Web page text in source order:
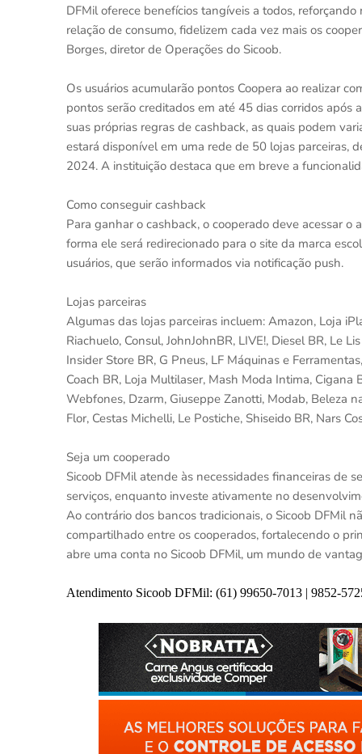
DFMil oferece benefícios tangíveis a todos,
relação de consumo, fidelizem cada vez mais os
Borges, diretor de Operações do Sicoob.
Os usuários acumularão pontos Coopera ao realizar
pontos serão creditados em até 45 dias corridos após
suas próprias regras de cashback, as quais podem
estará disponível em uma rede de 50 lojas parceiras,
2024. A instituição destaca que em breve a
Como conseguir cashback
Para ganhar o cashback, o cooperado deve acessar
forma ele será redirecionado para o site da marca
usuários, que serão informados via notificação push.
Lojas parceiras
Algumas das lojas parceiras incluem: Amazon, Loja
Riachuelo, Consul, JohnJohnBR, LIVE!, Diesel BR, Le
Insider Store BR, G Pneus, LF Máquinas e
Coach BR, Loja Multilaser, Mash Moda Intima,
Webfones, Dzarm, Giuseppe Zanotti, Modab, Beleza
Flor, Cestas Michelli, Le Postiche, Shiseido BR, Nars
Seja um cooperado
Sicoob DFMil atende às necessidades financeiras de
serviços, enquanto investe ativamente no
Ao contrário dos bancos tradicionais, o Sicoob DFMil
compartilhado entre os cooperados, fortalecendo o
abre uma conta no Sicoob DFMil, um mundo de
Atendimento Sicoob DFMil: (61) 99650-7013 | 9852-